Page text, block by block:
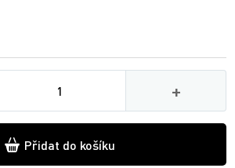
Množství
+
Přidat do košíku